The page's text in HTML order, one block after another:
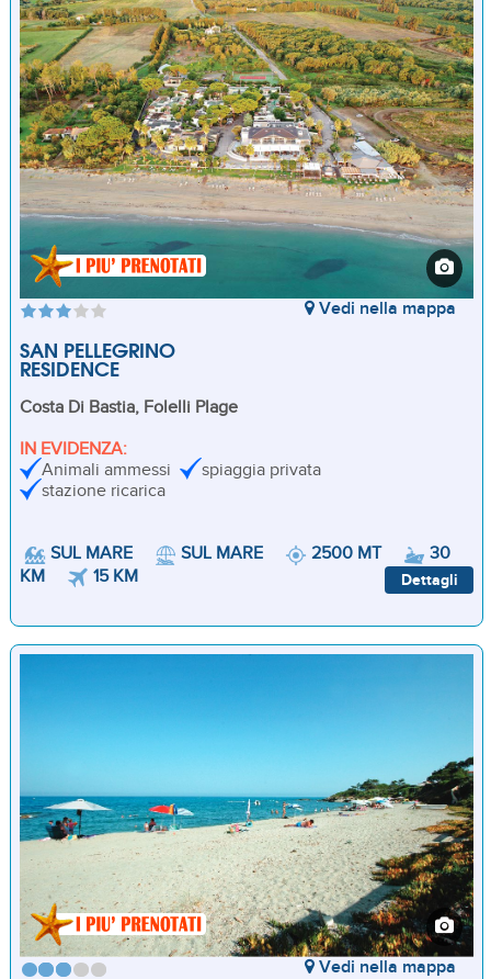
SAN PELLEGRINO
RESIDENCE
Vedi nella mappa
Costa Di Bastia, Folelli Plage
IN EVIDENZA:
Animali ammessi
spiaggia privata
stazione ricarica
SUL MARE SUL MARE 2500 MT
30
KM
15 KM Dettagli
Vedi nella mappa